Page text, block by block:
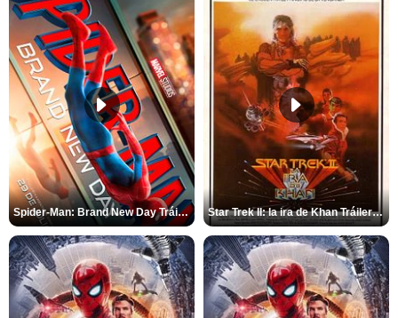
Spider-Man: Brand New Day Tráiler (3) Star Trek II: la ira de Khan Tráiler VO